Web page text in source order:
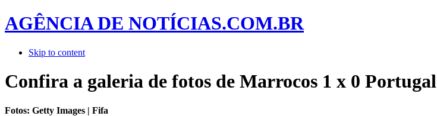
AGÊNCIA DE NOTÍCIAS.COM.BR
Skip to content
Confira a galeria de fotos de Marrocos 1 x 0 Portugal
Fotos: Getty Images | Fifa